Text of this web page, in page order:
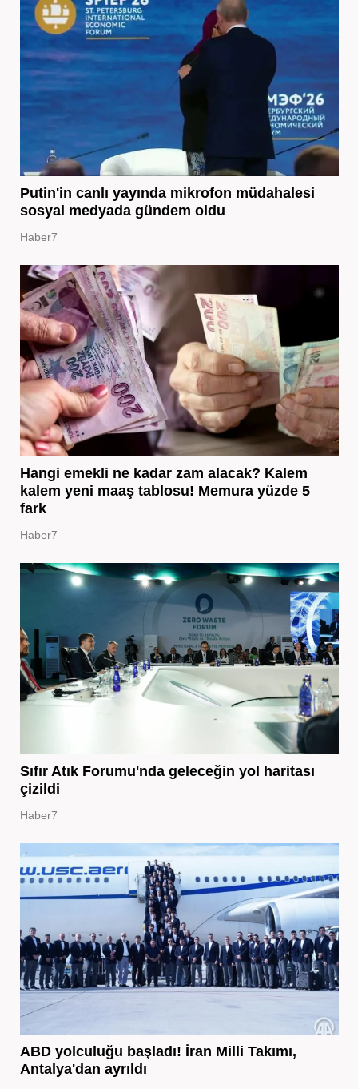
Putin'in canlı yayında mikrofon müdahalesi
sosyal medyada gündem oldu
Haber7
Hangi emekli ne kadar zam alacak? Kalem
kalem yeni maaş tablosu! Memura yüzde 5
fark
Haber7
Sıfır Atık Forumu'nda geleceğin yol haritası
çizildi
Haber7
ABD yolculuğu başladı! İran Milli Takımı,
Antalya'dan ayrıldı